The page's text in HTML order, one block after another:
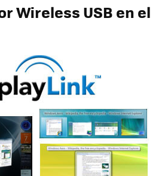
Wireless USB en el